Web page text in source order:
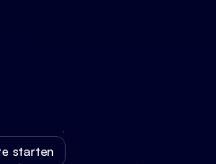
starten